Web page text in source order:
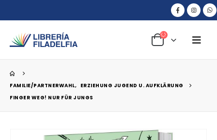
FAMILIE/PARTNERWAHL, ERZIEHUNG JUGEND U. AUFKLÄRUNG
FINGER WEG! NUR FÜR JUNGS